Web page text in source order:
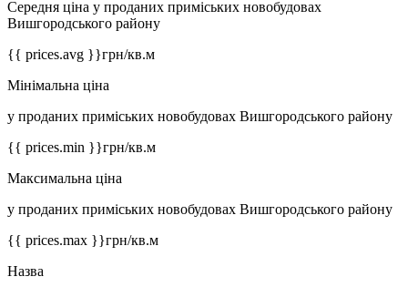
Середня ціна у проданих приміських новобудовах
Вишгородського району
{{ prices.avg }}грн/кв.м
Мінімальна ціна
у проданих приміських новобудовах Вишгородського району
{{ prices.min }}грн/кв.м
Максимальна ціна
у проданих приміських новобудовах Вишгородського району
{{ prices.max }}грн/кв.м
Назва